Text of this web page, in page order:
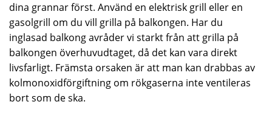
dina grannar först. Använd en elektrisk grill eller en
gasolgrill om du vill grilla på balkongen. Har du
inglasad balkong avråder vi starkt från att grilla på
balkongen överhuvudtaget, då det kan vara direkt
livsfarligt. Främsta orsaken är att man kan drabbas av
kolmonoxidförgiftning om rökgaserna inte ventileras
bort som de ska.